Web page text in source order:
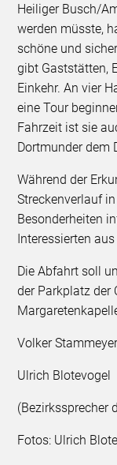
Heiliger Busch/
werden müsste,
schöne und
gibt Gaststätten,
Einkehr. An vier
eine Tour
Fahrzeit ist sie
Dortmunder dem
Während der
Streckenverlauf
Besonderheiten
Interessierten
Die Abfahrt soll
der Parkplatz der
Volker
Ulrich Blotevogel
(Bezirkssprecher
Fotos: Ulrich